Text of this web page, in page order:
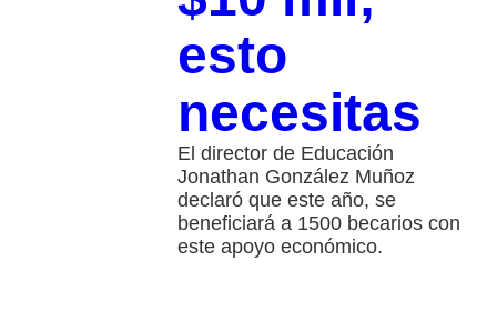
esto
necesitas
El director de Educación
Jonathan González Muñoz
declaró que este año, se
beneficiará a 1500 becarios con
este apoyo económico.